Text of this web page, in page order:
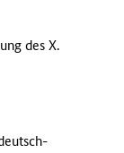
des X.